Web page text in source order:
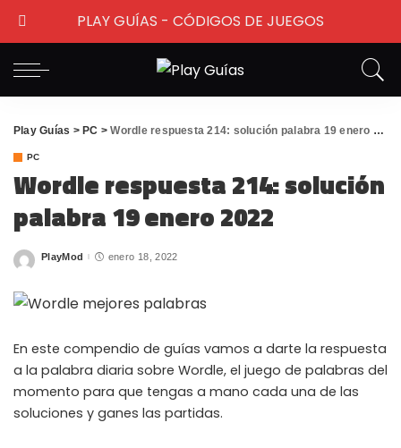
Play Guías > PC >Wordle respuesta 214: solución palabra 19 enero 2022
PC
Wordle respuesta 214: solución
palabra 19 enero 2022
Posted
PlayMod enero 18, 2022
En este compendio de guías vamos a darte la respuesta
a la palabra diaria sobre Wordle, el juego de palabras del
momento para que tengas a mano cada una de las
soluciones y ganes las partidas.
PLAY GUÍAS - CÓDIGOS DE JUEGOS